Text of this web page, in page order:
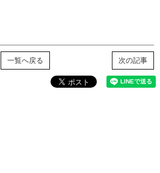
次の記事
一覧へ戻る